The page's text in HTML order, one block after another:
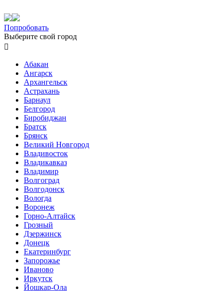
Попробовать
Выберите свой город

Абакан
Ангарск
Архангельск
Астрахань
Барнаул
Белгород
Биробиджан
Братск
Брянск
Великий Новгород
Владивосток
Владикавказ
Владимир
Волгоград
Волгодонск
Вологда
Воронеж
Горно-Алтайск
Грозный
Дзержинск
Донецк
Екатеринбург
Запорожье
Иваново
Иркутск
Йошкар-Ола